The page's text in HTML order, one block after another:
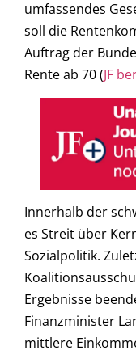
umfassendes
soll die
Auftrag der
Rente ab 70 (JF
Innerhalb der
es Streit über
Sozialpolitik.
Ergebnisse
Finanzminister
mittlere